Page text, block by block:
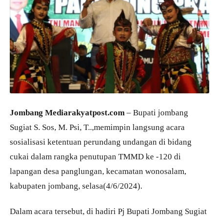
Jombang Mediarakyatpost.com – Bupati jombang
Sugiat S. Sos, M. Psi, T..,memimpin langsung acara
sosialisasi ketentuan perundang undangan di bidang
cukai dalam rangka penutupan TMMD ke -120 di
lapangan desa panglungan, kecamatan wonosalam,
kabupaten jombang, selasa(4/6/2024).
Dalam acara tersebut, di hadiri Pj Bupati Jombang Sugiat